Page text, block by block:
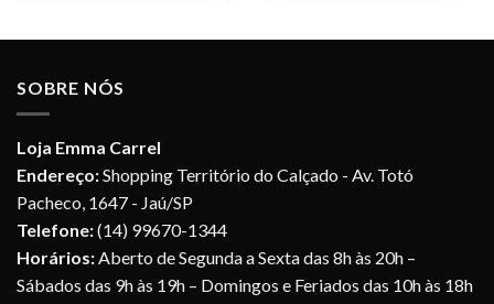
SOBRE NÓS
Loja Emma Carrel
Endereço:Shopping Território do Calçado - Av. Totó
Pacheco, 1647 - Jaú/SP
Telefone:(14) 99670-1344
Horários:Aberto de Segunda a Sexta das 8h às 20h –
Sábados das 9h às 19h – Domingos e Feriados das 10h às 18h